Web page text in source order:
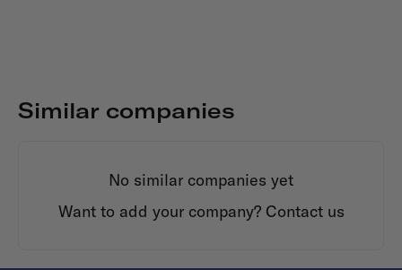
Similar companies
No similar companies yet
Want to add your company? Contact us